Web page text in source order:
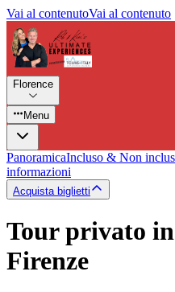
Vai al contenutoVai al contenuto
Florence
Menu
PanoramicaIncluso & Non
informazioni
Acquista biglietti
Tour privato
Firenze